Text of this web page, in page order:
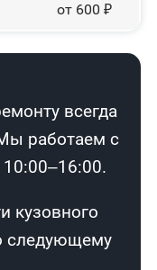
от 600 ₽
всегда
работаем с
кузовного
следующему